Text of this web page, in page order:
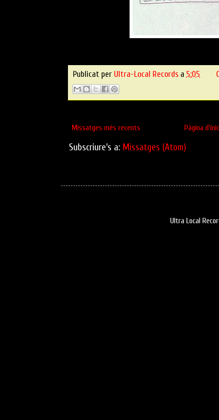
Publicat per Ultra-Local Records a 5:05
Missatges més recents Pàgina
Subscriure's a: Missatges (Atom)
Ultra Local